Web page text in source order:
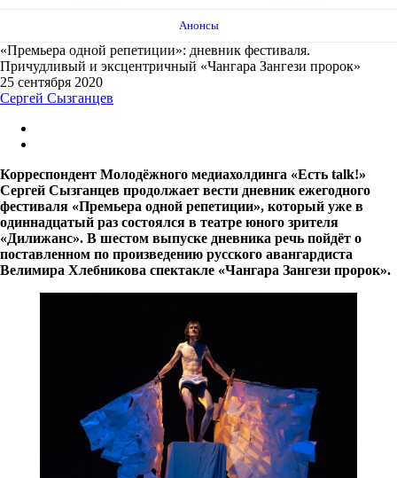
Анонсы
«Премьера одной репетиции»: дневник фестиваля.
Причудливый и эксцентричный «Чангара Зангези пророк»
25 сентября 2020
Сергей Сызганцев
Корреспондент Молодёжного медиахолдинга «Есть talk!»
Сергей Сызганцев продолжает вести дневник ежегодного
фестиваля «Премьера одной репетиции», который уже в
одиннадцатый раз состоялся в театре юного зрителя
«Дилижанс». В шестом выпуске дневника речь пойдёт о
поставленном по произведению русского авангардиста
Велимира Хлебникова спектакле «Чангара Зангези пророк».